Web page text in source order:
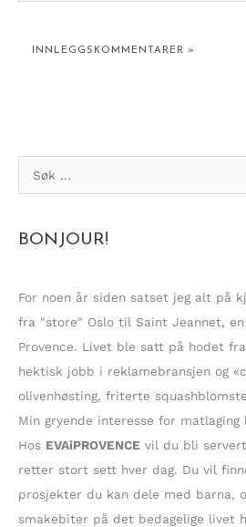
ø
e
t
e
r
:
BONJOUR!
For noen år siden satset jeg alt på
fra "store" Oslo til Saint Jeannet,
Provence. Livet ble satt på hodet
hektisk jobb i reklamebransjen og
olivenhøsting, friterte
Min gryende interesse for
Hos EVAiPROVENCE vil du bli
retter stort sett hver dag. Du vil
prosjekter du kan dele med barna,
smakebiter på det bedagelige livet